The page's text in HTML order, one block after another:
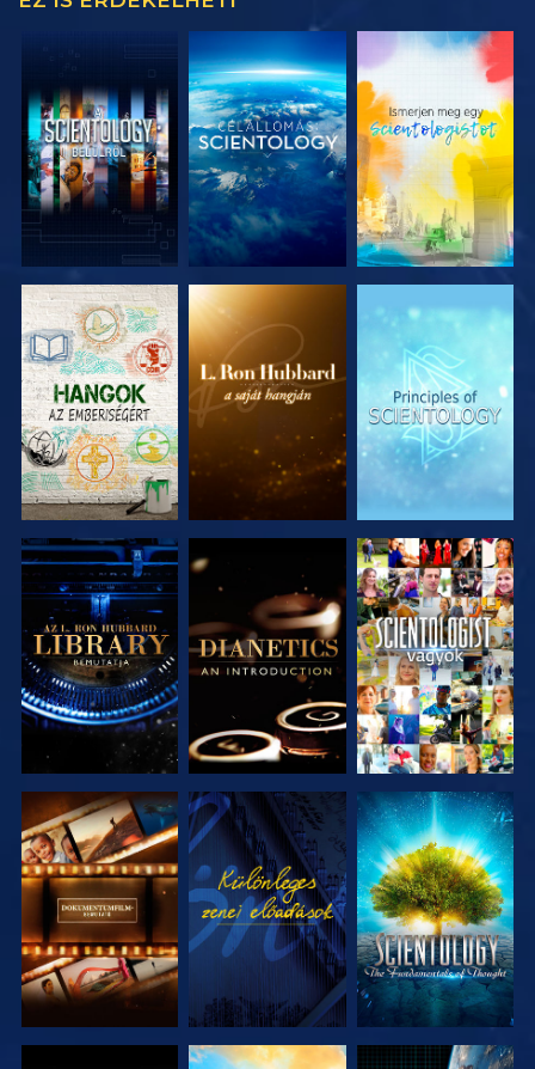
A SOROZAT
RÉSZEI
A SOROZAT
RÉSZEI
A SOROZAT
RÉSZEI
A SOROZAT
RÉSZEI
A SOROZAT
RÉSZEI
MŰSORNÉZÉS
A SOROZAT
RÉSZEI
MŰSORNÉZÉS
A SOROZAT
RÉSZEI